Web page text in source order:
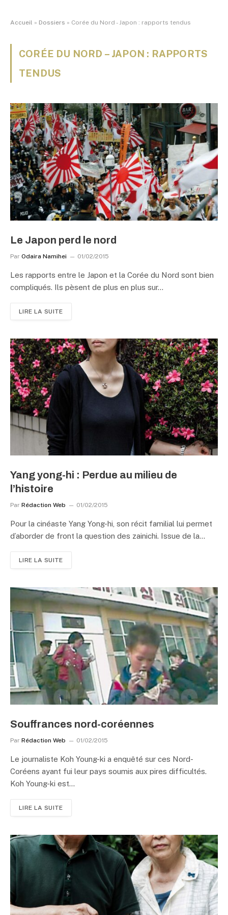
Accueil » Dossiers » Corée du Nord - Japon : rapports tendus
CORÉE DU NORD – JAPON : RAPPORTS
TENDUS
Le Japon perd le nord
Par Odaira Namihei 01/02/2015
Les rapports entre le Japon et la Corée du Nord sont bien
compliqués. Ils pèsent de plus en plus sur…
LIRE LA SUITE
Yang yong-hi : Perdue au milieu de
l’histoire
Par Rédaction Web 01/02/2015
Pour la cinéaste Yang Yong-hi, son récit familial lui permet
d’aborder de front la question des zainichi. Issue de la…
LIRE LA SUITE
Souffrances nord-coréennes
Par Rédaction Web 01/02/2015
Le journaliste Koh Young-ki a enquêté sur ces Nord-
Coréens ayant fui leur pays soumis aux pires difficultés.
Koh Young-ki est…
LIRE LA SUITE